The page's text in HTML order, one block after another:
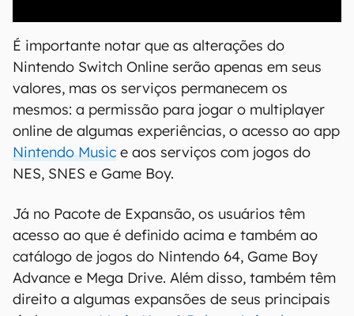
É importante notar que as alterações do
Nintendo Switch Online serão apenas em seus
valores, mas os serviços permanecem os
mesmos: a permissão para jogar o multiplayer
online de algumas experiências, o acesso ao app
Nintendo Music e aos serviços com jogos do
NES, SNES e Game Boy.
Já no Pacote de Expansão, os usuários têm
acesso ao que é definido acima e também ao
catálogo de jogos do Nintendo 64, Game Boy
Advance e Mega Drive. Além disso, também têm
direito a algumas expansões de seus principais